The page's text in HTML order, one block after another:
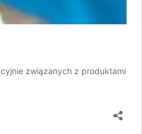
związanych z produktami